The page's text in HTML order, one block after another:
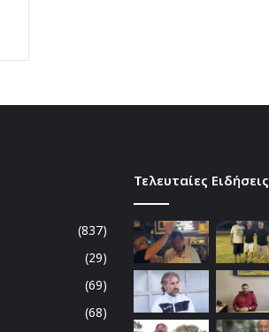
(837)
(29)
(69)
(68)
Τελευταίες Ειδήσεις